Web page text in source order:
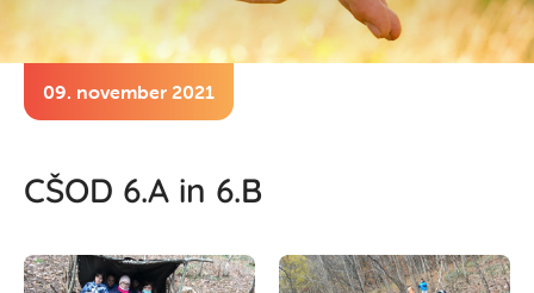
09. november 2021
CŠOD 6.A in 6.B